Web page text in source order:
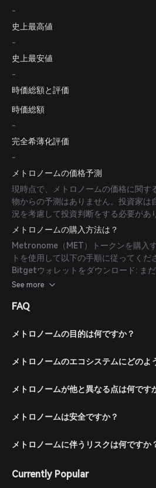
-
史上最高値
-
史上最安値
-
時価総額と評価
時価総額
-
完全希薄化評価
-
メトロノームの価格予測
現時点で、メトロノームの価格に関す
物からの予測はありません。投資家は
況を考慮して投資判断をする必要があ
メトロノームの購入方法は？
Metronome（MET）トークンを購入
トを使用して以下の手順に従ってくだ
Bitgetウォレットをダウンロード: ま
イトまたはアプリストアからBitgetウ
アカウント作成: アプリを開き、画面
ことを忘れないでください。
方法を使って法定通貨で暗号資産を
移動し、Metronome（MET）を検索
注文を出す: 希望する取引ペア（例：
ークンがウォレットに追加されます。
See more
FAQ
メトロノームの目的は何ですか？
メトロノームのエコシステムにどのよ
メトロノームが他と異なる点は何です
メトロノームは安全ですか？
メトロノームに伴うリスクは何ですか
Currently Popular